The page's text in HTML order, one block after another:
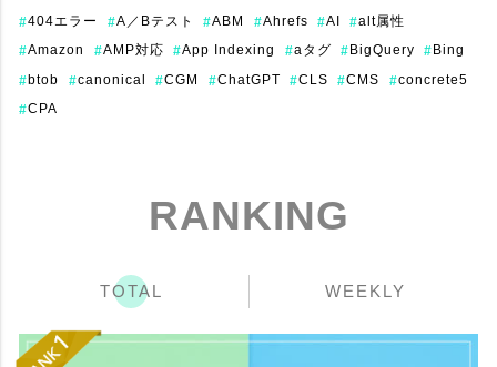
#404エラー #A／Bテスト #ABM #Ahrefs #AI #alt属性
#Amazon #AMP対応 #App Indexing #aタグ # BigQuery # Bing
#btob #canonical #CGM #ChatGPT #CLS #CMS #concrete5
#CPA
RANKING
TOTAL WEEKLY